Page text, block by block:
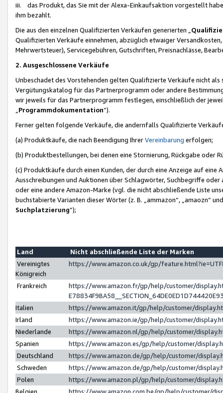
iii. das Produkt, das Sie mit der Alexa-Einkaufsaktion vorgestellt
ihm bezahlt.
Die aus den einzelnen Qualifizierten Verkäufen generierten „
Qualifizierten Verkäufe einnehmen, abzüglich etwaiger
Mehrwertsteuer), Servicegebühren, Gutschriften, Preisnachlässe,
2. Ausgeschlossene Verkäufe
Unbeschadet des Vorstehenden gelten Qualifizierte Verkäufe nicht
Vergütungskatalog für das Partnerprogramm oder andere
wir jeweils für das Partnerprogramm festlegen, einschließlich der
Programmdokumentation“).
Ferner gelten folgende Verkäufe, die andernfalls Qualifizierte
(a) Produktkäufe, die nach Beendigung IhrerVereinbarung erfolgen;
(b) Produktbestellungen, bei denen eine Stornierung, Rückgabe oder
(c) Produktkäufe durch einen Kunden, der durch eine Anzeige auf
Ausschreibungen und Auktionen über Schlagwörter, Suchbegriffe
oder eine andere Amazon-Marke (vgl. die nicht abschließende Liste
buchstabierte Varianten dieser Wörter (z. B. „ammazon“, „amaozn“
Suchplatzierung”);
Land
Nicht abschließende Liste der Marken
Vereinigtes
Königreich
https://www.amazon.co.uk/gp/
Frankreich
https://www.amazon.fr/gp/help/customer/
Italien
https://www.amazon.it/gp/help/customer/
Irland
https://www.amazon.ie/gp/help/customer/
Niederlande
https://www.amazon.nl/gp/help/customer/
Spanien
https://www.amazon.es/gp/help/customer/
Deutschland
https://www.amazon.de/gp/help/customer/
Schweden
https://www.amazon.de/gp/help/customer/
Polen
https://www.amazon.pl/gp/help/customer/
Belgien
https://www.amazon.com.be/gp/help/customer/